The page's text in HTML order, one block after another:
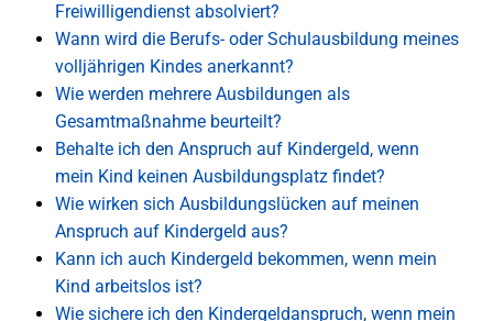
Freiwilligendienst absolviert?
Wann wird die Berufs- oder Schulausbildung meines
volljährigen Kindes anerkannt?
Wie werden mehrere Ausbildungen als
Gesamtmaßnahme beurteilt?
Behalte ich den Anspruch auf Kindergeld, wenn
mein Kind keinen Ausbildungsplatz findet?
Wie wirken sich Ausbildungslücken auf meinen
Anspruch auf Kindergeld aus?
Kann ich auch Kindergeld bekommen, wenn mein
Kind arbeitslos ist?
Wie sichere ich den Kindergeldanspruch, wenn mein